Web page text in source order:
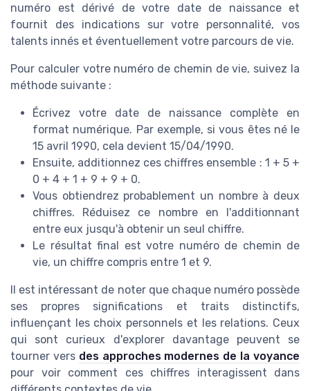
numéro est dérivé de votre date de naissance et
fournit des indications sur votre personnalité, vos
talents innés et éventuellement votre parcours de vie.
Pour calculer votre numéro de chemin de vie, suivez la
méthode suivante :
Écrivez votre date de naissance complète en
format numérique. Par exemple, si vous êtes né le
15 avril 1990, cela devient 15/04/1990.
Ensuite, additionnez ces chiffres ensemble : 1 + 5 +
0 + 4 + 1 + 9 + 9 + 0.
Vous obtiendrez probablement un nombre à deux
chiffres. Réduisez ce nombre en l'additionnant
entre eux jusqu'à obtenir un seul chiffre.
Le résultat final est votre numéro de chemin de
vie, un chiffre compris entre 1 et 9.
Il est intéressant de noter que chaque numéro possède
ses propres significations et traits distinctifs,
influençant les choix personnels et les relations. Ceux
qui sont curieux d'explorer davantage peuvent se
tourner vers des approches modernes de la voyance
pour voir comment ces chiffres interagissent dans